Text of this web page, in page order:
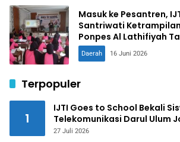
Masuk ke Pesantren,
Santriwati Ketrampilan Jurnalistik di
Ponpes Al Lathifiyah
Jombang
Daerah 16 Juni 2026
Terpopuler
1
IJTI Goes to School Bekali
Telekomunikasi Darul Ulum
Jurnalistik Digital
27 Juli 2026